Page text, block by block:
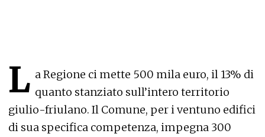
L a Regione ci mette 500 mila euro, il 13% di
quanto stanziato sull’intero territorio
giulio-friulano. Il Comune, per i ventuno edifici
di sua specifica competenza, impegna 300